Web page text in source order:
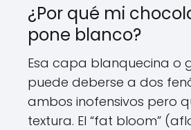
¿Por qué mi
pone blanco?
Esa capa blanquecina o
puede deberse a dos
ambos inofensivos pero
textura. El “fat bloom”